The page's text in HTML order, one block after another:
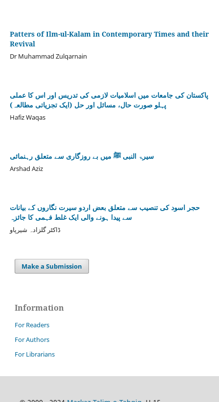
Patters of Ilm-ul-Kalam in Contemporary Times and their
Revival
Dr Muhammad Zulqarnain
پاکستان کی جامعات میں اسلامیات لازمی کی تدریس اور اس کا عملی
پہلو صورت حال، مسائل اور حل (ایک تجزیاتی مطالعہ)
Hafiz Waqas
سیرۃ النبی ﷺ میں بے روزگاری سے متعلق رہنمائی
Arshad Aziz
حجر اسود کی تنصیب سے متعلق بعض اردو سیرت نگاروں کے بیانات
سے پیدا ہونے والی ایک غلط فہمی کا جائزہ
ڈاکٹر گلزادہ شیرپاو
Make a Submission
Information
For Readers
For Authors
For Librarians